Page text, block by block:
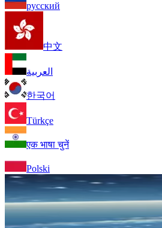
русский
中文
العربية
한국어
Türkçe
एक भाषा चुनें
Polski